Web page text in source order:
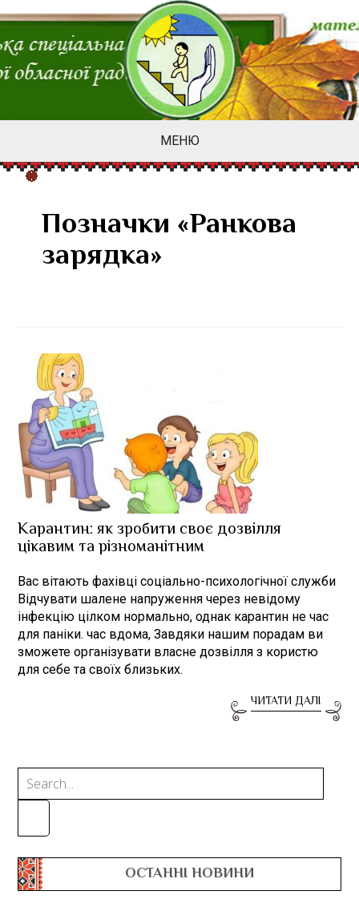
МЕНЮ
Позначки «Ранкова
зарядка»
Карантин: як зробити своє дозвілля
цікавим та різноманітним
Вас вітають фахівці соціально-психологічної служби
Відчувати шалене напруження через невідому
інфекцію цілком нормально, однак карантин не час
для паніки. час вдома, Завдяки нашим порадам ви
зможете організувати власне дозвілля з користю
для себе та своїх близьких.
ЧИТАТИ ДАЛІ
ОСТАННІ НОВИНИ